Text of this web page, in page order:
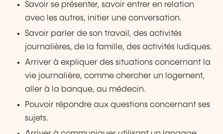
Savoir se présenter, savoir entrer en relation
avec les autres, initier une conversation.
Savoir parler de son travail, des activités
journalières, de la famille, des activités ludiques.
Arriver à expliquer des situations concernant la
vie journalière, comme chercher un logement,
aller à la banque, au médecin.
Pouvoir répondre aux questions concernant ses
sujets.